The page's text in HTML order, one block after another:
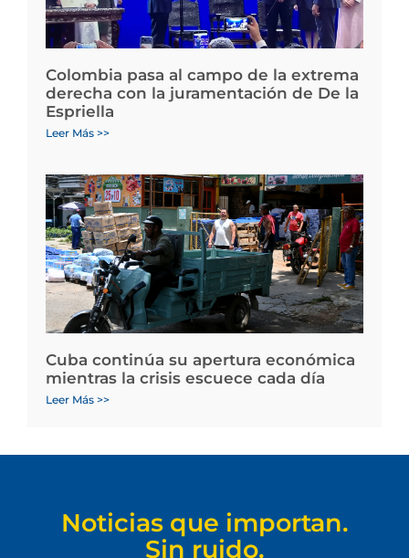
Colombia pasa al campo de la extrema
derecha con la juramentación de De la
Espriella
Leer Más >>
Cuba continúa su apertura económica
mientras la crisis escuece cada día
Leer Más >>
Noticias que importan.
Sin ruido.